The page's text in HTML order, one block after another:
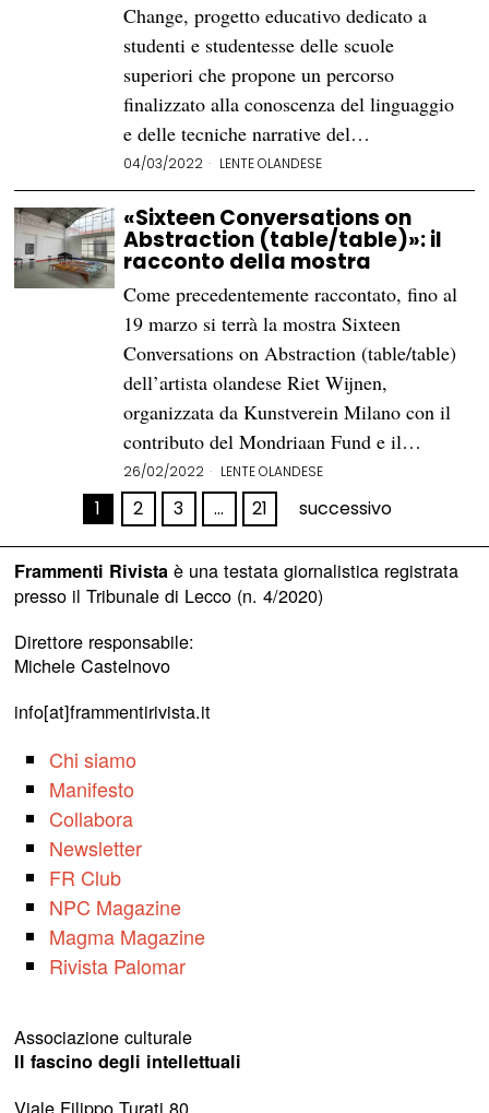
Change, progetto educativo dedicato a
studenti e studentesse delle scuole
superiori che propone un percorso
finalizzato alla conoscenza del linguaggio
e delle tecniche narrative del…
04/03/2022 LENTE OLANDESE
«Sixteen Conversations on
Abstraction (table/table)»: il
racconto della mostra
Come precedentemente raccontato, fino al
19 marzo si terrà la mostra Sixteen
Conversations on Abstraction (table/table)
dell’artista olandese Riet Wijnen,
organizzata da Kunstverein Milano con il
contributo del Mondriaan Fund e il…
26/02/2022 LENTE OLANDESE
1 2 3 … 21 successivo
Frammenti Rivistaè una testata giornalistica registrata
presso il Tribunale di Lecco (n. 4/2020)
Direttore responsabile:
Michele Castelnovo
info[at]frammentirivista.it
Chi siamo
Manifesto
Collabora
Newsletter
FR Club
NPC Magazine
Magma Magazine
Rivista Palomar
Associazione culturale
Il fascino degli intellettuali
Viale Filippo Turati 80